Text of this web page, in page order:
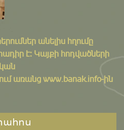
անելիս հղումը
է: Կայքի հոդվածների
առանց www.banak.info-ին